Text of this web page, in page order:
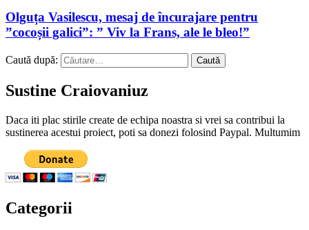
Olguța Vasilescu, mesaj de încurajare pentru
”cocoșii galici”: ” Viv la Frans, ale le bleo!”
Caută după:
Sustine Craiovaniuz
Daca iti plac stirile create de echipa noastra si vrei sa contribui la
sustinerea acestui proiect, poti sa donezi folosind Paypal. Multumim
Categorii